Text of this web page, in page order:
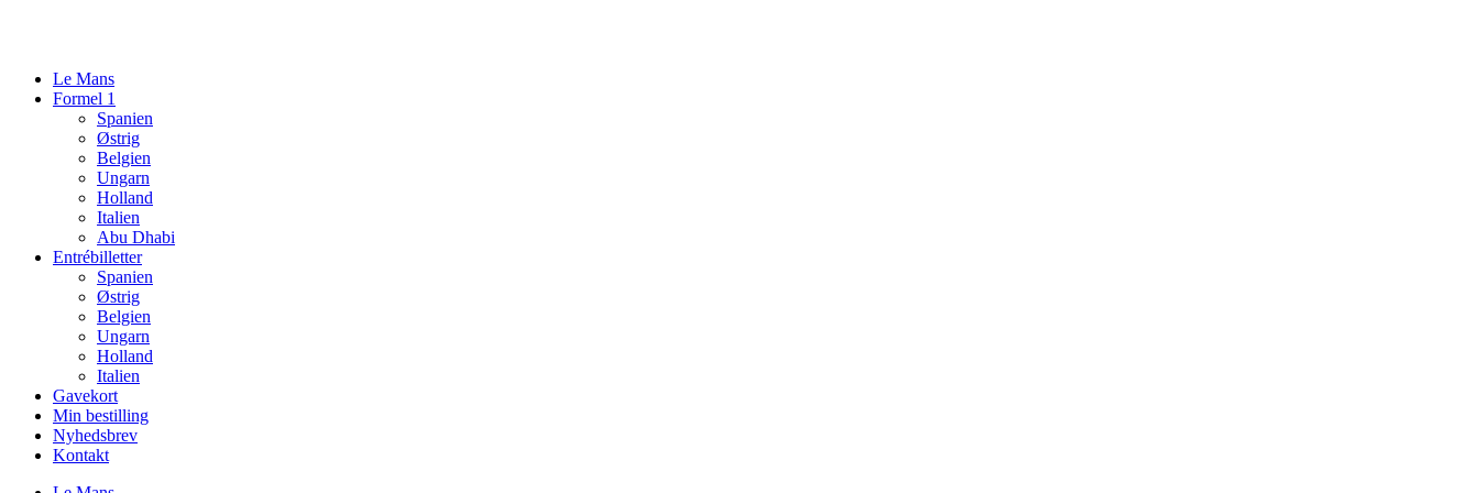
Le Mans
Formel 1
Spanien
Østrig
Belgien
Ungarn
Holland
Italien
Abu Dhabi
Entrébilletter
Spanien
Østrig
Belgien
Ungarn
Holland
Italien
Gavekort
Min bestilling
Nyhedsbrev
Kontakt